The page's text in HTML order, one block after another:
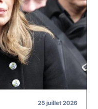
25 juillet 2026